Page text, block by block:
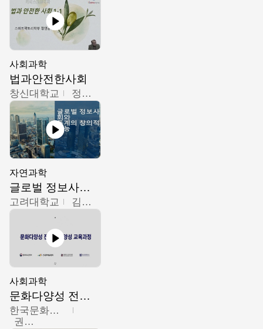
사회과학
법과안전한사회
창신대학교 정연균
자연과학
글로벌 정보사회와 통계의 창의적 기능
고려대학교 김희영
사회과학
문화다양성 전문인력 양성 기본과정 - 문화다양성의 이해
한국문화예술교육진흥원
권숙인 외 8명